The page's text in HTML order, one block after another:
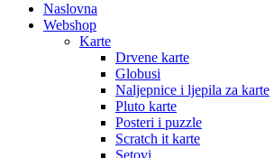
Naslovna
Webshop
Karte
Drvene karte
Globusi
Naljepnice i ljepila za karte
Pluto karte
Posteri i puzzle
Scratch it karte